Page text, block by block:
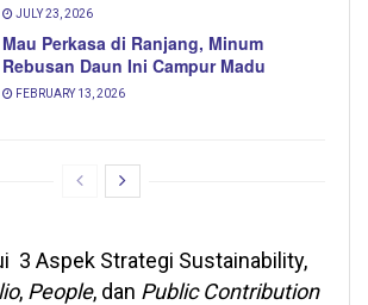
JULY 23, 2026
Mau Perkasa di Ranjang, Minum
Rebusan Daun Ini Campur Madu
FEBRUARY 13, 2026
3 Aspek Strategi Sustainability,
, People, dan Public Contribution